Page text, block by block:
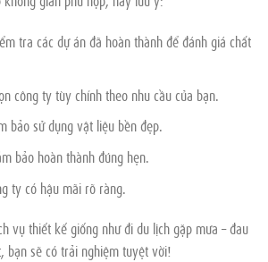
tra các dự án đã hoàn thành để đánh giá chất
công ty tùy chỉnh theo nhu cầu của bạn.
bảo sử dụng vật liệu bền đẹp.
bảo hoàn thành đúng hẹn.
ty có hậu mãi rõ ràng.
vụ thiết kế giống như đi du lịch gặp mưa – đau
bạn sẽ có trải nghiệm tuyệt vời!